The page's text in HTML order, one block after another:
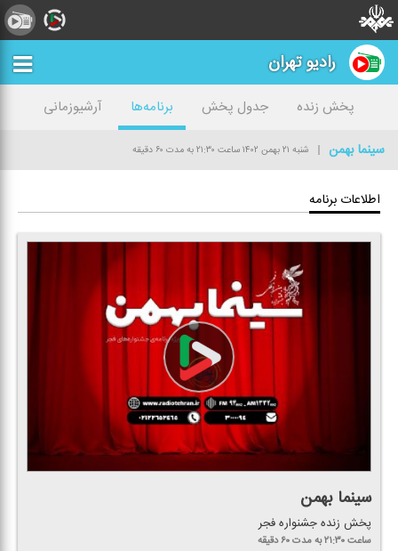
رادیو تهران
پخش زنده جدول پخش برنامه‌ها
آرشیوزمانی
سینما بهمن
شنبه ۲۱ بهمن ۱۴۰۲ ساعت ۲۱:۳۰ به مدت ۶۰ دقیقه
اطلاعات برنامه
سینما بهمن
پخش زنده جشنواره فجر
ساعت ۲۱:۳۰ به مدت ۶۰ دقیقه